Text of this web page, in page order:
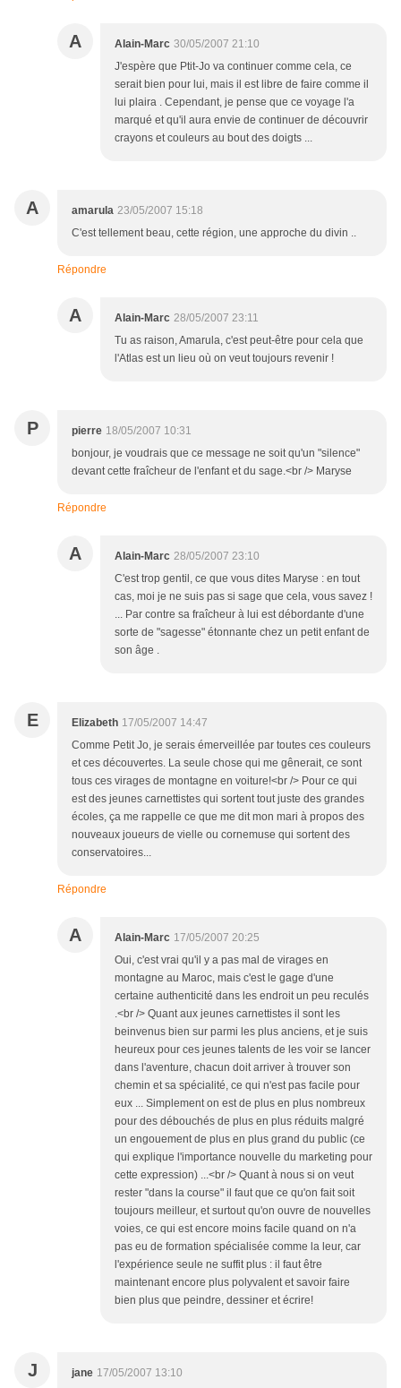
A Alain-Marc 30/05/2007 21:10
J'espère que Ptit-Jo va continuer comme cela, ce
serait bien pour lui, mais il est libre de faire comme il
lui plaira . Cependant, je pense que ce voyage l'a
marqué et qu'il aura envie de continuer de découvrir
crayons et couleurs au bout des doigts ...
A amarula 23/05/2007 15:18
C'est tellement beau, cette région, une approche du divin ..
Répondre
A Alain-Marc 28/05/2007 23:11
Tu as raison, Amarula, c'est peut-être pour cela que
l'Atlas est un lieu où on veut toujours revenir !
P pierre 18/05/2007 10:31
bonjour, je voudrais que ce message ne soit qu'un "silence"
devant cette fraîcheur de l'enfant et du sage.<br /> Maryse
Répondre
A Alain-Marc 28/05/2007 23:10
C'est trop gentil, ce que vous dites Maryse : en tout
cas, moi je ne suis pas si sage que cela, vous savez !
... Par contre sa fraîcheur à lui est débordante d'une
sorte de "sagesse" étonnante chez un petit enfant de
son âge .
E Elizabeth 17/05/2007 14:47
Comme Petit Jo, je serais émerveillée par toutes ces couleurs
et ces découvertes. La seule chose qui me gênerait, ce sont
tous ces virages de montagne en voiture!<br /> Pour ce qui
est des jeunes carnettistes qui sortent tout juste des grandes
écoles, ça me rappelle ce que me dit mon mari à propos des
nouveaux joueurs de vielle ou cornemuse qui sortent des
conservatoires...
Répondre
A Alain-Marc 17/05/2007 20:25
Oui, c'est vrai qu'il y a pas mal de virages en
montagne au Maroc, mais c'est le gage d'une
certaine authenticité dans les endroit un peu reculés
.<br /> Quant aux jeunes carnettistes il sont les
beinvenus bien sur parmi les plus anciens, et je suis
heureux pour ces jeunes talents de les voir se lancer
dans l'aventure, chacun doit arriver à trouver son
chemin et sa spécialité, ce qui n'est pas facile pour
eux ... Simplement on est de plus en plus nombreux
pour des débouchés de plus en plus réduits malgré
un engouement de plus en plus grand du public (ce
qui explique l'importance nouvelle du marketing pour
cette expression) ...<br /> Quant à nous si on veut
rester "dans la course" il faut que ce qu'on fait soit
toujours meilleur, et surtout qu'on ouvre de nouvelles
voies, ce qui est encore moins facile quand on n'a
pas eu de formation spécialisée comme la leur, car
l'expérience seule ne suffit plus : il faut être
maintenant encore plus polyvalent et savoir faire
bien plus que peindre, dessiner et écrire!
J jane 17/05/2007 13:10